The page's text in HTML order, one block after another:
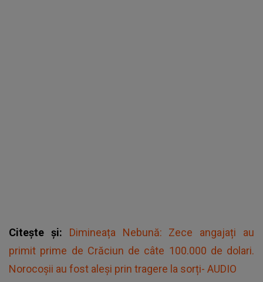
Citește și: Dimineața Nebună: Zece angajați au
primit prime de Crăciun de câte 100.000 de dolari.
Norocoșii au fost aleși prin tragere la sorți- AUDIO